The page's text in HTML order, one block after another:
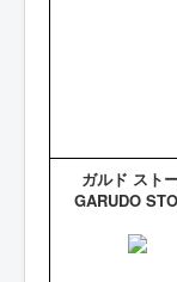
ガルド スト
GARUDO